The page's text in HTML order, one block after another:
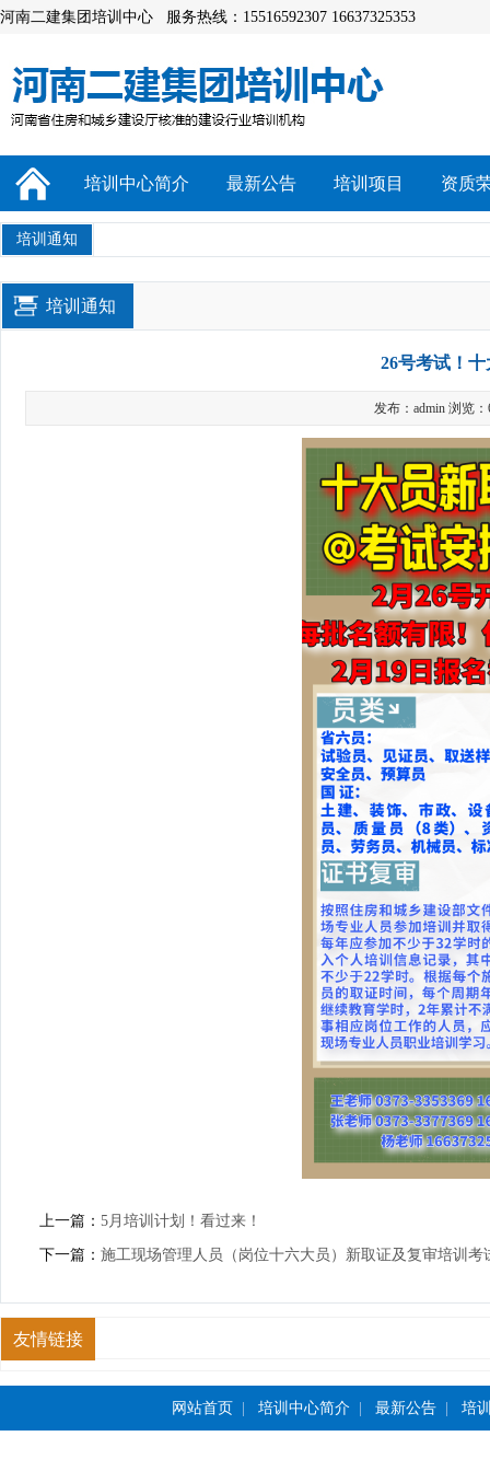
河南二建集团培训中心 服务热线：15516592307 16637325353
培训中心简介 最新公告 培训项目 资质
培训通知
培训通知
26号考试！十
发布：admin 浏览：
上一篇： 5月培训计划！看过来！
下一篇： 施工现场管理人员（岗位十六大员）新取证及复审培训考
友情链接
网站首页 培训中心简介| 最新公告| 培